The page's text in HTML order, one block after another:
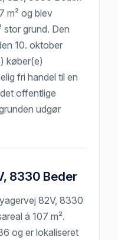
m² og blev
stor grund. Den
10. oktober
køber(e)
fri handel til en
offentlige
udgør
8330 Beder
82V, 8330
á 107 m².
og er lokaliseret